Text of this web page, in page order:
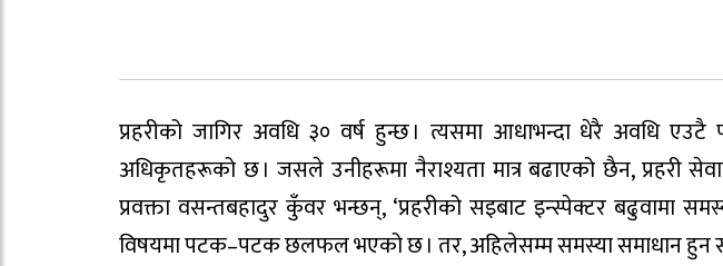
प्रहरीको जागिर अवधि ३० वर्ष हुन्छ । त्यसमा आधाभन्दा धेरै अवधि एउटै
अधिकृतहरूको छ । जसले उनीहरूमा नैराश्यता मात्र बढाएको छैन, प्रहरी
प्रवक्ता वसन्तबहादुर कुँवर भन्छन्, ‘प्रहरीको सइबाट इन्स्पेक्टर बढुवामा
विषयमा पटक–पटक छलफल भएको छ । तर, अहिलेसम्म समस्या समाधान हुन